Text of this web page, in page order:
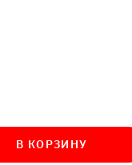
В КОРЗИНУ